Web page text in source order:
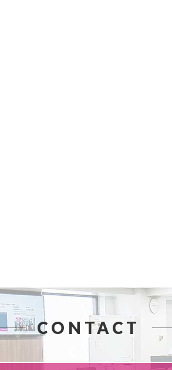
CONTACT